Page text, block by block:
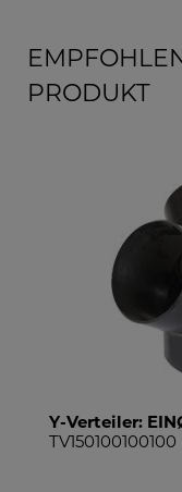
PRODUKT
Y-Verteiler:
TV150100100100